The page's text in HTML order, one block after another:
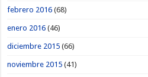
febrero 2016 (68)
enero 2016 (46)
diciembre 2015 (66)
noviembre 2015 (41)